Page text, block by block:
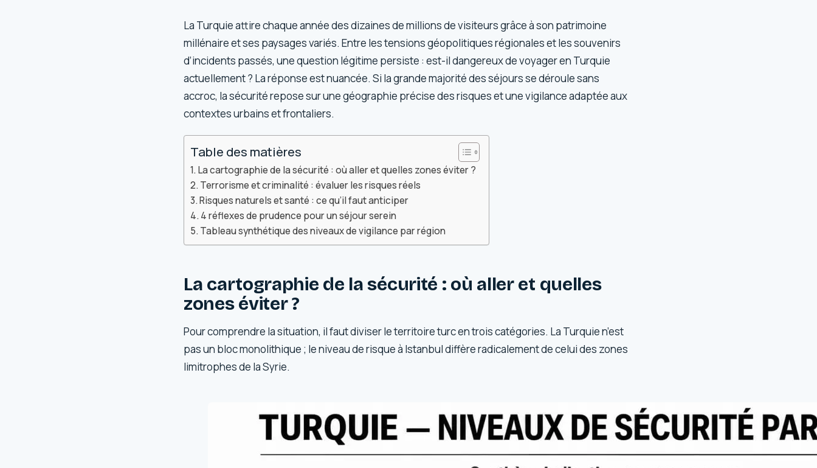
La Turquie attire chaque année des dizaines de millions de visiteurs grâce à son patrimoine
millénaire et ses paysages variés. Entre les tensions géopolitiques régionales et les souvenirs
d’incidents passés, une question légitime persiste : est-il dangereux de voyager en Turquie
actuellement ? La réponse est nuancée. Si la grande majorité des séjours se déroule sans
accroc, la sécurité repose sur une géographie précise des risques et une vigilance adaptée aux
contextes urbains et frontaliers.
Table des matières
La cartographie de la sécurité : où aller et quelles zones éviter ?
Terrorisme et criminalité : évaluer les risques réels
Risques naturels et santé : ce qu’il faut anticiper
4 réflexes de prudence pour un séjour serein
Tableau synthétique des niveaux de vigilance par région
La cartographie de la sécurité : où aller et quelles
zones éviter ?
Pour comprendre la situation, il faut diviser le territoire turc en trois catégories. La Turquie n’est
pas un bloc monolithique ; le niveau de risque à Istanbul diffère radicalement de celui des zones
limitrophes de la Syrie.